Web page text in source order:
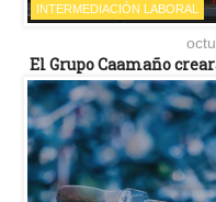
INTERMEDIACIÓN LABORAL
El Grupo Caamaño